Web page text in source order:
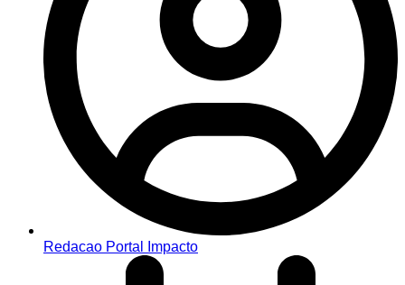
Redacao Portal Impacto